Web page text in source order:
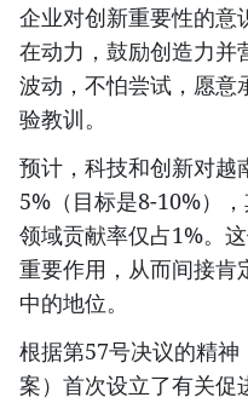
企业对创新重要性的意
在动力，鼓励创造力并
波动，不怕尝试，愿意
验教训。
预计，科技和创新对越
5%（目标是8-10%）
领域贡献率仅占1%。
重要作用，从而间接肯
中的地位。
根据第57号决议的精
案）首次设立了有关促